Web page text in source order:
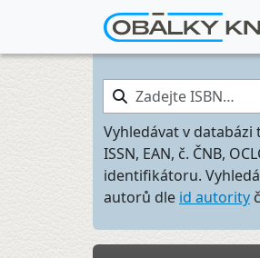
Zadejte ISBN…
Vyhledávat v databázi
ISSN, EAN, č. ČNB,
identifikátoru.
autorů dle id autority